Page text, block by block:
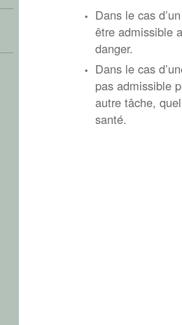
Dans le cas
être admissible
danger.
Dans le cas
pas admissible
autre tâche,
santé.